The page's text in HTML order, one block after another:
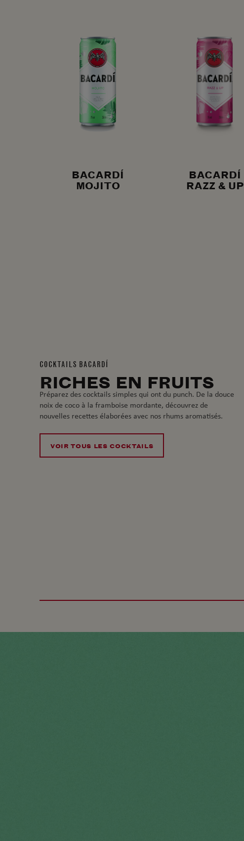
BACARDÍ
MOJITO
BACARDÍ
RAZZ & UP
COCKTAILS BACARDÍ
RICHES EN FRUITS
Préparez des cocktails simples qui ont du punch. De la douce
noix de coco à la framboise mordante, découvrez de
nouvelles recettes élaborées avec nos rhums aromatisés.
VOIR TOUS LES COCKTAILS